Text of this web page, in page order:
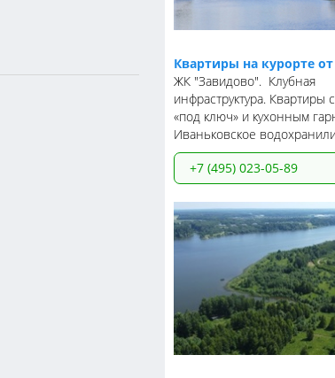
Квартиры на курорте
ЖК "Завидово". Клубная
инфраструктура. Квартиры
«под ключ» и кухонным
Иваньковское
+7 (495) 023-05-89